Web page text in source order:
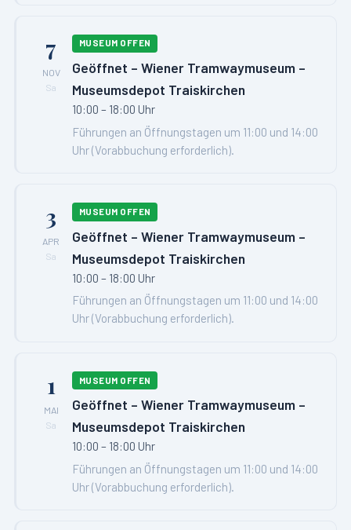
7
NOV
Sa
MUSEUM OFFEN
Geöffnet – Wiener Tramwaymuseum –
Museumsdepot Traiskirchen
10:00 – 18:00 Uhr
Führungen an Öffnungstagen um 11:00 und 14:00
Uhr (Vorabbuchung erforderlich).
3
APR
Sa
MUSEUM OFFEN
Geöffnet – Wiener Tramwaymuseum –
Museumsdepot Traiskirchen
10:00 – 18:00 Uhr
Führungen an Öffnungstagen um 11:00 und 14:00
Uhr (Vorabbuchung erforderlich).
1
MAI
Sa
MUSEUM OFFEN
Geöffnet – Wiener Tramwaymuseum –
Museumsdepot Traiskirchen
10:00 – 18:00 Uhr
Führungen an Öffnungstagen um 11:00 und 14:00
Uhr (Vorabbuchung erforderlich).